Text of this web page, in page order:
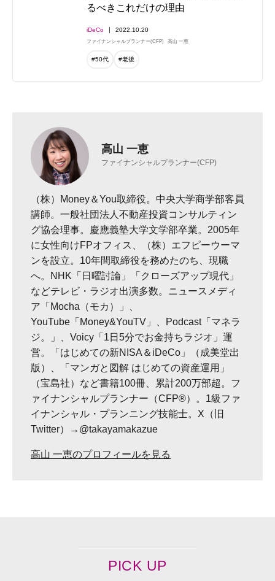
るべきこれだけの理由
iDeCo 2022.10.20
ファイナンシャルプランナー(CFP) 高山 一恵
#50代 #老後
高山 一恵
ファイナンシャルプランナー(CFP)
（株）Money＆You取締役。中央大学商学部客員
講師。一般社団法人不動産投資コンサルティン
グ協会理事。慶應義塾大学文学部卒業。2005年
に女性向けFPオフィス、（株）エフピーウーマ
ンを設立。10年間取締役を務めたのち、現職
へ。NHK「日曜討論」「クローズアップ現代」
などテレビ・ラジオ出演多数。ニュースメディ
ア「Mocha（モカ）」、
YouTube「Money&YouTV」、Podcast「マネラ
ジ。」、Voicy「1日5分でお金持ちラジオ」運
営。「はじめての新NISA＆iDeCo」（成美堂出
版）、「マンガと図解 はじめての資産運用」
（宝島社）など書籍100冊、累計200万部超。フ
ァイナンシャルプランナー（CFP®）。1級ファ
イナンシャル・プランニング技能士。X（旧
Twitter）→@takayamakazue
高山 一恵のプロフィールを見る
PICK UP